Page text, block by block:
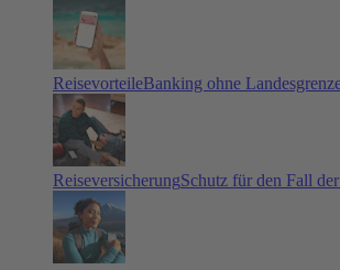
ReisevorteileBanking ohne
ReiseversicherungSchutz für den Fall